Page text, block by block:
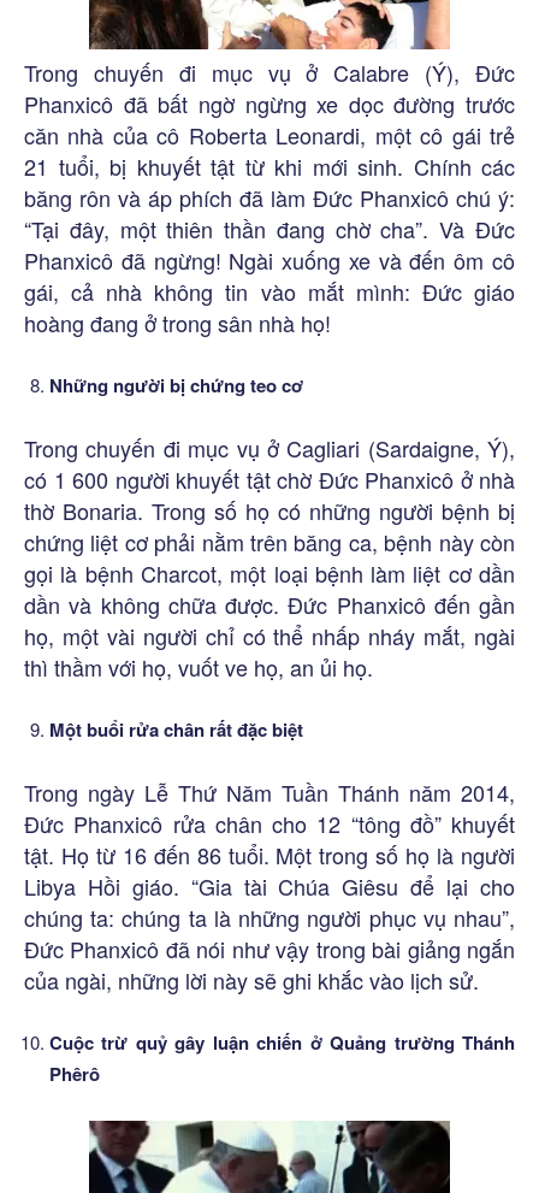
Trong chuyến đi mục vụ ở Calabre (Ý), Đức
Phanxicô đã bất ngờ ngừng xe dọc đường trước
căn nhà của cô Roberta Leonardi, một cô gái trẻ
21 tuổi, bị khuyết tật từ khi mới sinh. Chính các
băng rôn và áp phích đã làm Đức Phanxicô chú ý:
“Tại đây, một thiên thần đang chờ cha”. Và Đức
Phanxicô đã ngừng! Ngài xuống xe và đến ôm cô
gái, cả nhà không tin vào mắt mình: Đức giáo
hoàng đang ở trong sân nhà họ!
Những người bị chứng teo cơ
Trong chuyến đi mục vụ ở Cagliari (Sardaigne, Ý),
có 1 600 người khuyết tật chờ Đức Phanxicô ở nhà
thờ Bonaria. Trong số họ có những người bệnh bị
chứng liệt cơ phải nằm trên băng ca, bệnh này còn
gọi là bệnh Charcot, một loại bệnh làm liệt cơ dần
dần và không chữa được. Đức Phanxicô đến gần
họ, một vài người chỉ có thể nhấp nháy mắt, ngài
thì thầm với họ, vuốt ve họ, an ủi họ.
Một buổi rửa chân rất đặc biệt
Trong ngày Lễ Thứ Năm Tuần Thánh năm 2014,
Đức Phanxicô rửa chân cho 12 “tông đồ” khuyết
tật. Họ từ 16 đến 86 tuổi. Một trong số họ là người
Libya Hồi giáo. “Gia tài Chúa Giêsu để lại cho
chúng ta: chúng ta là những người phục vụ nhau”,
Đức Phanxicô đã nói như vậy trong bài giảng ngắn
của ngài, những lời này sẽ ghi khắc vào lịch sử.
Cuộc trừ quỷ gây luận chiến ở Quảng trường Thánh
Phêrô